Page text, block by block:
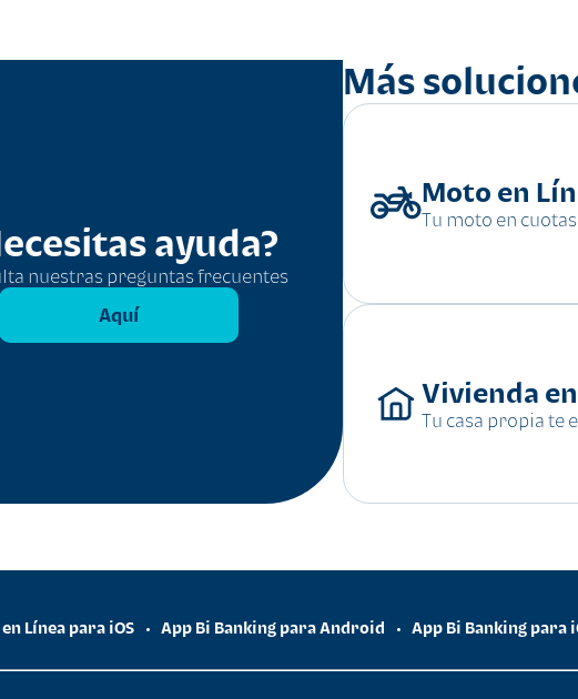
ayuda?
nuestras preguntas frecuentes
Aquí
Más
Moto en
Tu moto en cuotas
Vivienda
Tu casa propia te
Línea para iOS • App Bi Banking para Android • App Bi Banking para